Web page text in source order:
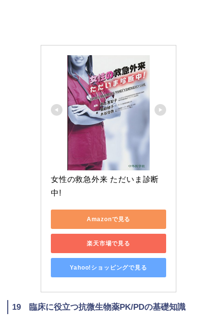
女性の救急外来 ただいま診断
中!
Amazonで見る
楽天市場で見る
Yahoo!ショッピングで見る
19 臨床に役立つ抗微生物薬PK/PDの基礎知識